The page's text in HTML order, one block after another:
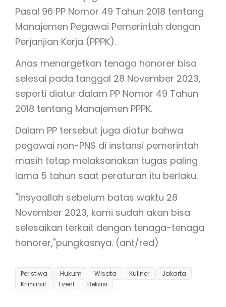
Pasal 96 PP Nomor 49 Tahun 2018 tentang
Manajemen Pegawai Pemerintah dengan
Perjanjian Kerja (PPPK).
Anas menargetkan tenaga honorer bisa
selesai pada tanggal 28 November 2023,
seperti diatur dalam PP Nomor 49 Tahun
2018 tentang Manajemen PPPK.
Dalam PP tersebut juga diatur bahwa
pegawai non-PNS di instansi pemerintah
masih tetap melaksanakan tugas paling
lama 5 tahun saat peraturan itu berlaku.
"Insyaallah sebelum batas waktu 28
November 2023, kami sudah akan bisa
selesaikan terkait dengan tenaga-tenaga
honorer,"pungkasnya. (ant/red)
Peristiwa Hukum Wisata Kuliner
Jakarta
Kriminal
Event Bekasi